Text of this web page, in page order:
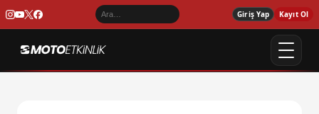
Giriş Yap Kayıt Ol